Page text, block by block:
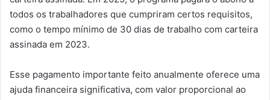
todos os trabalhadores que cumpriram certos requisitos,
como o tempo mínimo de 30 dias de trabalho com carteira
assinada em 2023.
Esse pagamento importante feito anualmente oferece uma
ajuda financeira significativa, com valor proporcional ao